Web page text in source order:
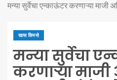
मन्या सुर्वेचा एन्काऊंटर करणाऱ्या माजी
खास किस्से
मन्या सुर्वेचा
करणाऱ्या माजी